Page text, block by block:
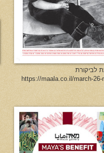
לביקורת
https://maala.co.il/march-26-